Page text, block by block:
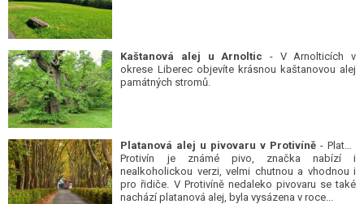
Kaštanová alej u Arnoltic - V Arnolticích v
okrese Liberec objevíte krásnou kaštanovou alej
památných stromů.
Platanová alej u pivovaru v Protivíně - Platan
Protivín je známé pivo, značka nabízí i
nealkoholickou verzi, velmi chutnou a vhodnou i
pro řidiče. V Protivíně nedaleko pivovaru se také
nachází platanová alej, byla vysázena v roce...